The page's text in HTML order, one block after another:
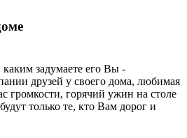
задумаете его Вы -
друзей у своего дома, любимая
громкости, горячий ужин на столе
только те, кто Вам дорог и